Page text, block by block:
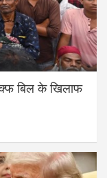
बिल के खिलाफ